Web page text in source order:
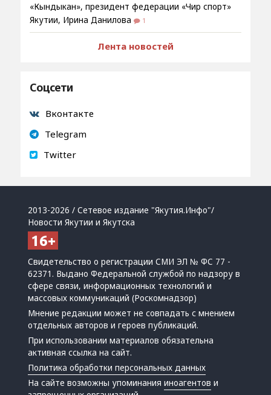
«Кындыкан», президент федерации «Чир спорт»
Якутии, Ирина Данилова
1
Лента новостей
Соцсети
Вконтакте
Telegram
Twitter
2013-2026 / Сетевое издание "Якутия.Инфо"/
Новости Якутии и Якутска
Свидетельство о регистрации СМИ ЭЛ № ФС 77 -
62371. Выдано Федеральной службой по надзору в
сфере связи, информационных технологий и
массовых коммуникаций (Роскомнадзор)
Мнение редакции может не совпадать с мнением
отдельных авторов и героев публикаций.
При использовании материалов обязательна
активная ссылка на сайт.
Политика обработки персональных данных
На сайте возможны упоминанияиноагентов и